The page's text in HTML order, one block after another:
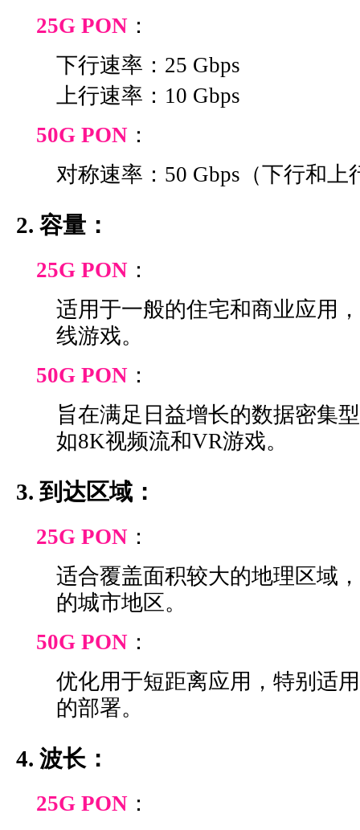
25G PON ：
下行速率：25 Gbps
上行速率：10 Gbps
50G PON ：
对称速率：50 Gbps（下行和上
2. 容量：
25G PON ：
适用于一般的住宅和商业应用
线游戏。
50G PON ：
旨在满足日益增长的数据密集
如8K视频流和VR游戏。
3. 到达区域：
25G PON ：
适合覆盖面积较大的地理区域
的城市地区。
50G PON ：
优化用于短距离应用，特别适
的部署。
4. 波长：
25G PON ：